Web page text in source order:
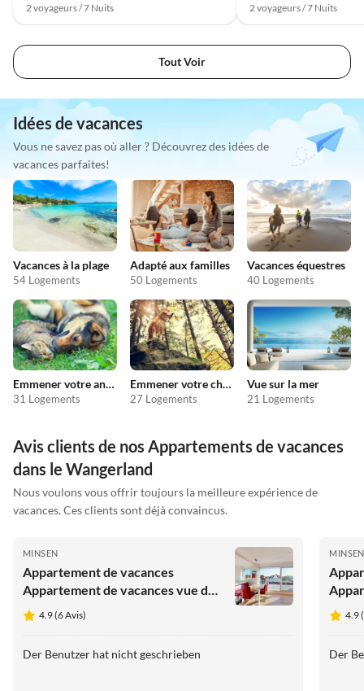
2 voyageurs / 7 Nuits 2 voyageurs / 7 Nuits
Tout Voir
Idées de vacances
Vous ne savez pas où aller ? Découvrez des idées de
vacances parfaites!
Vacances à la plage
54 Logements
Adapté aux familles
50 Logements
Vacances équestres
40 Logements
Emmener votre animal en vacances
31 Logements
Emmener votre chien en vacances
27 Logements
Vue sur la mer
21 Logements
Avis clients de nos Appartements de vacances
dans le Wangerland
Nous voulons vous offrir toujours la meilleure expérience de
vacances. Ces clients sont déjà convaincus.
MINSEN
Appartement de vacances
Appartement de vacances vue de
rêve Villa Petersen
4.9 (6 Avis)
Der Benutzer hat nicht geschrieben
MINSEN
4.9
Der